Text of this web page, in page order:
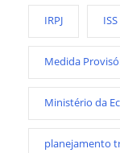
IRPJ ISS
Medida
Ministério da
planejamento